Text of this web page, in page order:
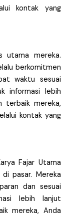
kontak yang
utama mereka.
berkomitmen
waktu sesuai
informasi lebih
terbaik mereka,
kontak yang
Fajar Utama
pasar. Mereka
dan sesuai
lebih lanjut
mereka, Anda